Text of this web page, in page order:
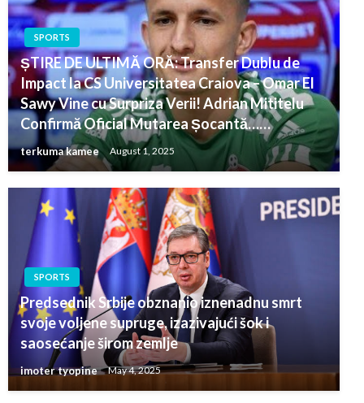
SPORTS
ȘTIRE DE ULTIMĂ ORĂ: Transfer Dublu de
Impact la CS Universitatea Craiova – Omar El
Sawy Vine cu Surpriza Verii! Adrian Mititelu
Confirmă Oficial Mutarea Șocantă……
terkuma kamee August 1, 2025
SPORTS
Predsednik Srbije obznanio iznenadnu smrt
svoje voljene supruge, izazivajući šok i
saosećanje širom zemlje
imoter tyopine May 4, 2025